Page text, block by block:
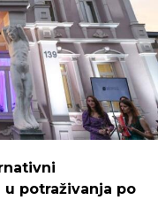
potraživanja po